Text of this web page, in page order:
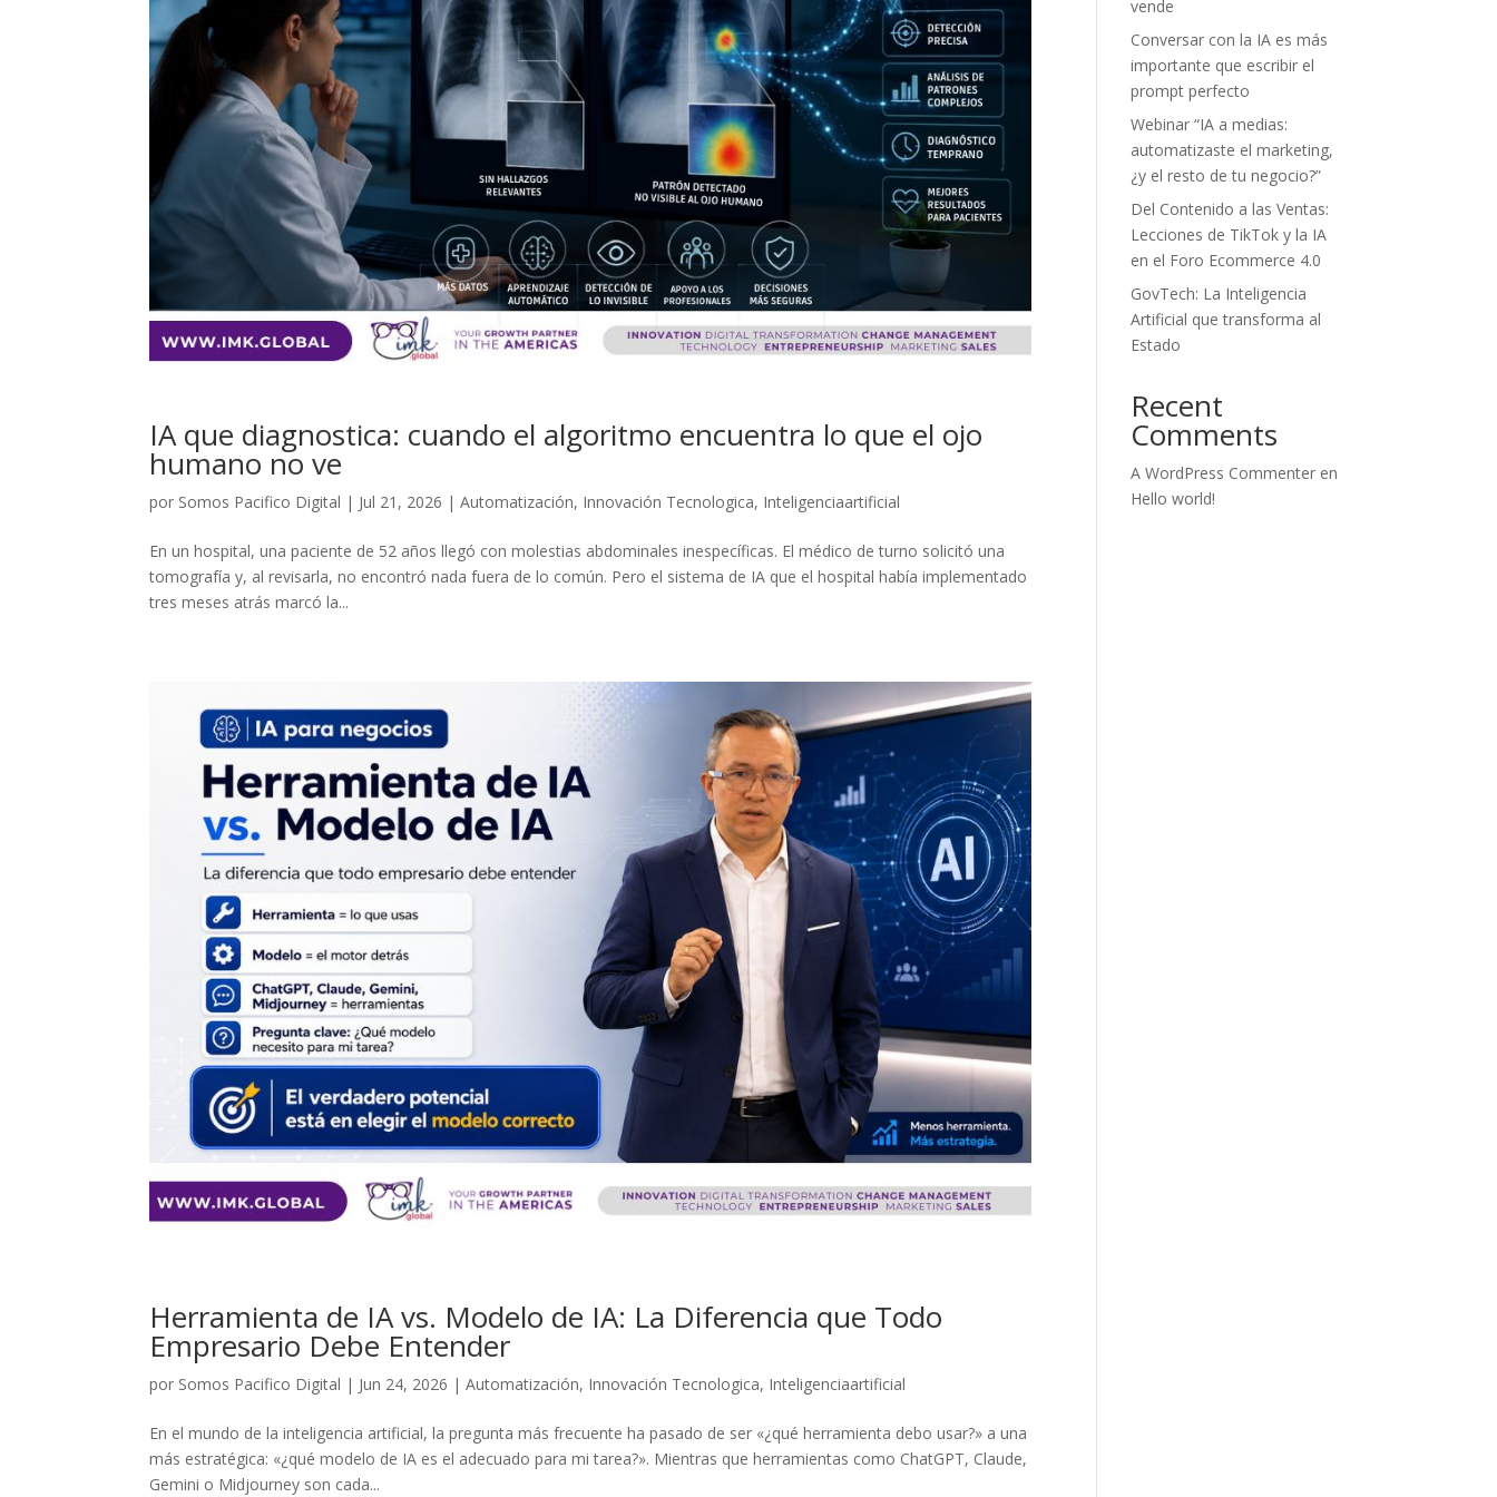
IA que diagnostica: cuando el algoritmo encuentra lo que el ojo
humano no ve
por Somos Pacifico Digital | Jul 21, 2026 |Automatización, Innovación Tecnologica, Inteligenciaartificial
En un hospital, una paciente de 52 años llegó con molestias abdominales inespecíficas. El médico de turno solicitó una
tomografía y, al revisarla, no encontró nada fuera de lo común. Pero el sistema de IA que el hospital había implementado
tres meses atrás marcó la...
Herramienta de IA vs. Modelo de IA: La Diferencia que Todo
Empresario Debe Entender
por Somos Pacifico Digital | Jun 24, 2026 |Automatización, Innovación Tecnologica, Inteligenciaartificial
En el mundo de la inteligencia artificial, la pregunta más frecuente ha pasado de ser «¿qué herramienta debo usar?» a una
más estratégica: «¿qué modelo de IA es el adecuado para mi tarea?». Mientras que herramientas como ChatGPT, Claude,
Gemini o Midjourney son cada...
vende
Conversar con la IA es más
importante que escribir el
prompt perfecto
Webinar “IA a medias:
automatizaste el marketing,
¿y el resto de tu negocio?”
Del Contenido a las Ventas:
Lecciones de TikTok y la IA
en el Foro Ecommerce 4.0
GovTech: La Inteligencia
Artificial que transforma al
Estado
Recent
Comments
A WordPress Commenter en
Hello world!